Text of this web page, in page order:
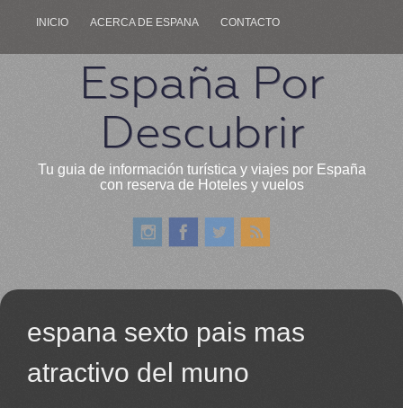
INICIO ACERCA DE ESPANA CONTACTO
España Por
Descubrir
Tu guia de información turística y viajes por España
con reserva de Hoteles y vuelos
espana sexto pais mas
atractivo del muno